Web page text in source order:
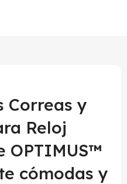
Correas y
Reloj
OPTIMUS™
cómodas y